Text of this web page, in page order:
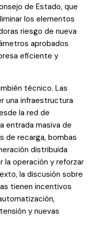
de Estado, que
los elementos
riesgo de nueva
aprobados
eficiente y
técnico. Las
una infraestructura
la red de
entrada masiva de
de recarga, bombas
distribuida
la operación y reforzar
la discusión sobre
tienen incentivos
y nuevas